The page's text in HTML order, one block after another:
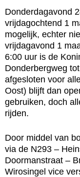
Donderdagavond
vrijdagochtend 1
mogelijk, echter
vrijdagavond 1
6:00 uur is de
Donderbergweg
afgesloten voor
Oost) blijft dan
gebruiken, doch
rijden.
Door middel van
via de N293 –
Doormanstraat –
Wirosingel vice